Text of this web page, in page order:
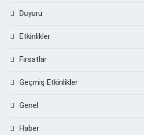
Duyuru
Etkinlikler
Fırsatlar
Geçmiş Etkinlikler
Genel
Haber